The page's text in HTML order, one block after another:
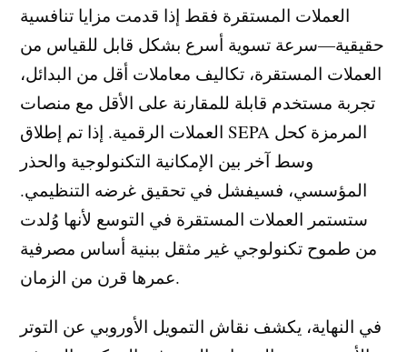
العملات المستقرة فقط إذا قدمت مزايا تنافسية
حقيقية—سرعة تسوية أسرع بشكل قابل للقياس من
العملات المستقرة، تكاليف معاملات أقل من البدائل،
تجربة مستخدم قابلة للمقارنة على الأقل مع منصات
العملات الرقمية. إذا تم إطلاق SEPA المرمزة كحل
وسط آخر بين الإمكانية التكنولوجية والحذر
المؤسسي، فسيفشل في تحقيق غرضه التنظيمي.
ستستمر العملات المستقرة في التوسع لأنها وُلدت
من طموح تكنولوجي غير مثقل ببنية أساس مصرفية
عمرها قرن من الزمان.
في النهاية، يكشف نقاش التمويل الأوروبي عن التوتر